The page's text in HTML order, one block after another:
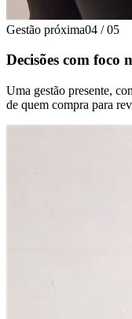
Gestão próxima04 / 05
Decisões com foco
Uma gestão presente,
de quem compra para